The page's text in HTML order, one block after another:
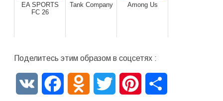
EA SPORTS
FC 26
Tank Company Among Us
Поделитесь этим образом в соцсетях :
VK FacebookOdnoklassniki
Twitter Pinterest